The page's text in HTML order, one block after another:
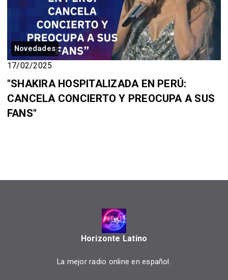
Novedades
17/02/2025
"SHAKIRA HOSPITALIZADA EN PERÚ:
CANCELA CONCIERTO Y PREOCUPA A SUS
FANS"
Horizonte Latino
La mejor radio online en español.